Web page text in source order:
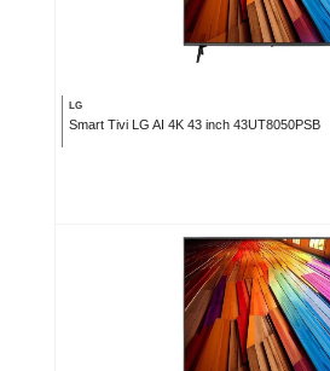
LG
Smart Tivi LG AI 4K 43 inch 43UT8050PSB